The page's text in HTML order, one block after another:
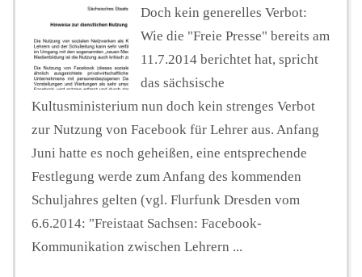
Podcast
Seminare
Unterstützen
Doch kein generelles Verbot:
Wie die "Freie Presse" bereits am
11.7.2014 berichtet hat, spricht
das sächsische
Kultusministerium nun doch kein strenges Verbot
zur Nutzung von Facebook für Lehrer aus. Anfang
Juni hatte es noch geheißen, eine entsprechende
Festlegung werde zum Anfang des kommenden
Schuljahres gelten (vgl. Flurfunk Dresden vom
6.6.2014: "Freistaat Sachsen: Facebook-
Kommunikation zwischen Lehrern ...